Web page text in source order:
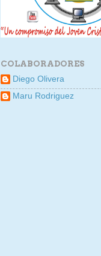
COLABORADORES
Diego Olivera
Maru Rodriguez